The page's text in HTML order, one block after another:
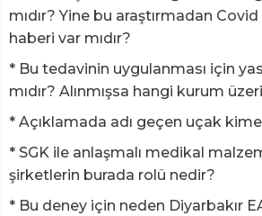
mıdır? Yine bu araştırmadan
haberi var mıdır?
* Bu tedavinin uygulanması için
mıdır? Alınmışsa hangi kurum
* Açıklamada adı geçen uçak
* SGK ile anlaşmalı medikal
şirketlerin burada rolü nedir?
* Bu deney için neden Diyarbakır